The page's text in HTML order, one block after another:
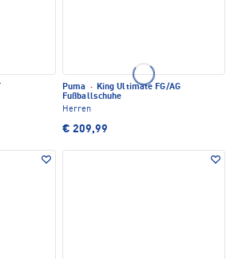
Puma · King Ultimate FG/AG
Fußballschuhe
Herren
€ 209,99